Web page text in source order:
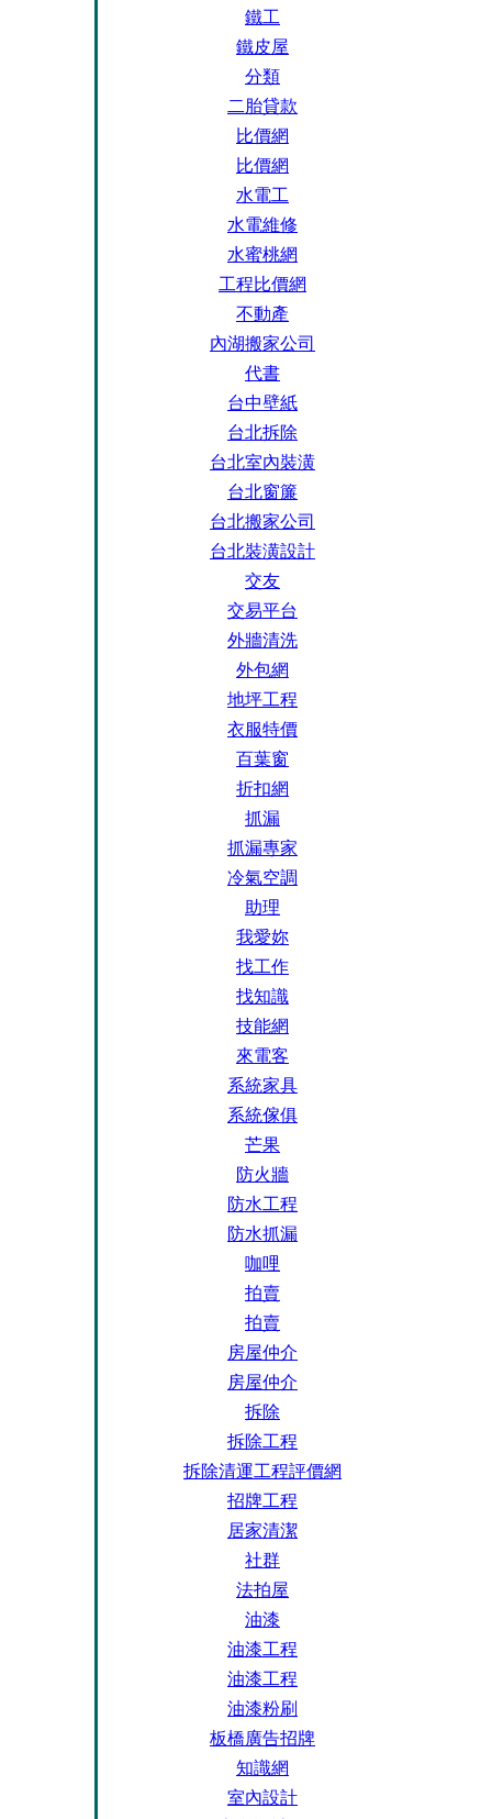
鐵工
鐵皮屋
分類
二胎貸款
比價網
比價網
水電工
水電維修
水蜜桃網
工程比價網
不動產
內湖搬家公司
代書
台中壁紙
台北拆除
台北室內裝潢
台北窗簾
台北搬家公司
台北裝潢設計
交友
交易平台
外牆清洗
外包網
地坪工程
衣服特價
百葉窗
折扣網
抓漏
抓漏專家
冷氣空調
助理
我愛妳
找工作
找知識
技能網
來電客
系統家具
系統傢俱
芒果
防火牆
防水工程
防水抓漏
咖哩
拍賣
拍賣
房屋仲介
房屋仲介
拆除
拆除工程
拆除清運工程評價網
招牌工程
居家清潔
社群
法拍屋
油漆
油漆工程
油漆工程
油漆粉刷
板橋廣告招牌
知識網
室內設計